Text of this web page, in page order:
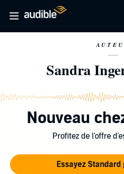
Sandra
Nouveau
Profitez de l'offre
Essayez